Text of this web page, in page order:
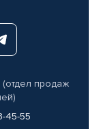
(отдел продаж
45-55